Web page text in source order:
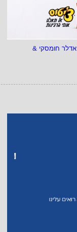
אדלר חומסקי &